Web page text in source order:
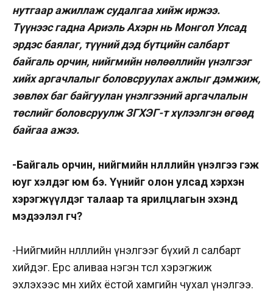
нутгаар ажиллаж судалгаа хийж иржээ.
Түүнээс гадна Ариэль Ахэрн нь Монгол Улсад
эрдэс баялаг, түүний дэд бүтцийн салбарт
байгаль орчин, нийгмийн нөлөөллийн үнэлгээг
хийх аргачлалыг боловсруулах ажлыг дэмжиж,
зөвлөх баг байгуулан үнэлгээний аргачлалын
төслийг боловсруулж ЗГХЭГ-т хүлээлгэн өгөөд
байгаа ажээ.
-Байгаль орчин, нийгмийн нөлөөллийн үнэлгээ гэж
юуг хэлдэг юм бэ. Үүнийг олон улсад хэрхэн
хэрэгжүүлдэг талаар та ярилцлагын эхэнд
мэдээлэл өгөөч?
-Нийгмийн нөлөөллийн үнэл­гээг бүхий л салбарт
хийдэг. Ерөөсөө аливаа нэгэн төсөл хэрэгжиж
эхлэхээс өмнө хийх ёстой хамгийн чухал үнэлгээ.